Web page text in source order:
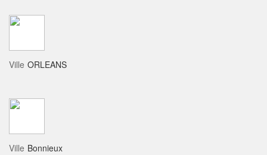
Ville ORLEANS
Ville Bonnieux